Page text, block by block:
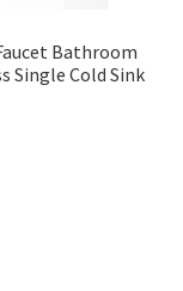
Bathroom
Single Cold Sink